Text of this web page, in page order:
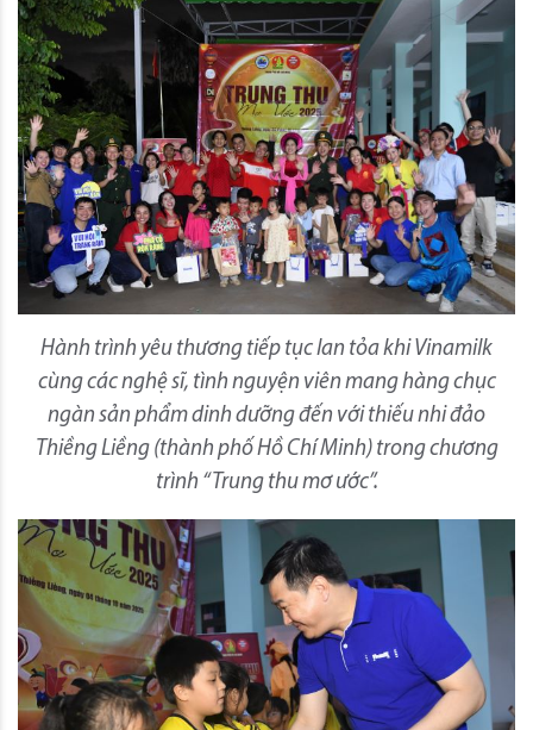
Hành trình yêu thương tiếp tục lan tỏa khi Vinamilk
cùng các nghệ sĩ, tình nguyện viên mang hàng chục
ngàn sản phẩm dinh dưỡng đến với thiếu nhi đảo
Thiềng Liềng (thành phố Hồ Chí Minh) trong chương
trình “Trung thu mơ ước”.